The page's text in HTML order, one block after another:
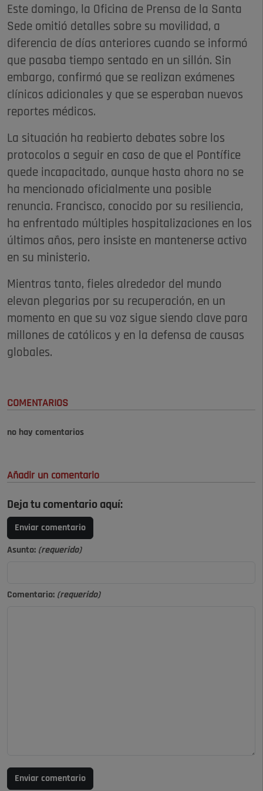
Este domingo, la Oficina de Prensa de la Santa
Sede omitió detalles sobre su movilidad, a
diferencia de días anteriores cuando se informó
que pasaba tiempo sentado en un sillón. Sin
embargo, confirmó que se realizan exámenes
clínicos adicionales y que se esperaban nuevos
reportes médicos.
La situación ha reabierto debates sobre los
protocolos a seguir en caso de que el Pontífice
quede incapacitado, aunque hasta ahora no se
ha mencionado oficialmente una posible
renuncia. Francisco, conocido por su resiliencia,
ha enfrentado múltiples hospitalizaciones en los
últimos años, pero insiste en mantenerse activo
en su ministerio.
Mientras tanto, fieles alrededor del mundo
elevan plegarias por su recuperación, en un
momento en que su voz sigue siendo clave para
millones de católicos y en la defensa de causas
globales.
COMENTARIOS
no hay comentarios
Añadir un comentario
Deja tu comentario aquí:
Enviar comentario
Asunto: (requerido)
Comentario: (requerido)
Enviar comentario